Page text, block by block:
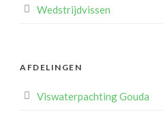
Wedstrijdvissen
AFDELINGEN
Viswaterpachting Gouda